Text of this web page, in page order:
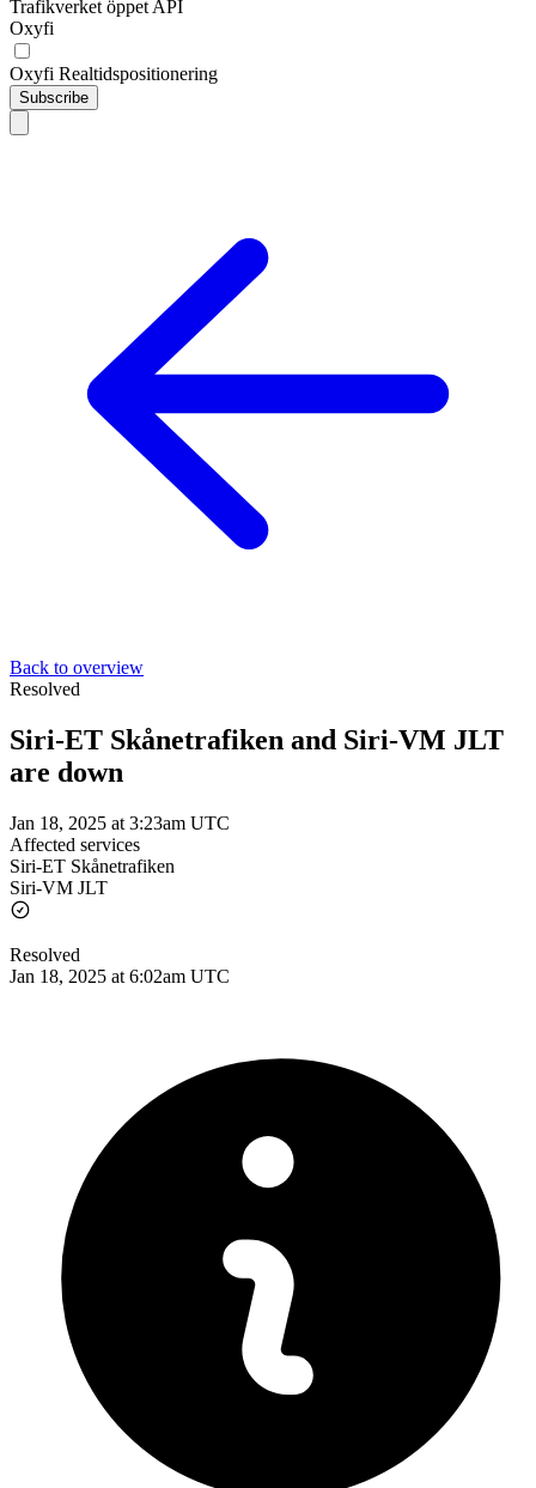
Trafikverket öppet API
Oxyfi
Oxyfi Realtidspositionering
Subscribe
Back to overview
Resolved
Siri-ET Skånetrafiken and Siri-VM JLT
are down
Jan 18, 2025 at 3:23am UTC
Affected services
Siri-ET Skånetrafiken
Siri-VM JLT
Resolved
Jan 18, 2025 at 6:02am UTC